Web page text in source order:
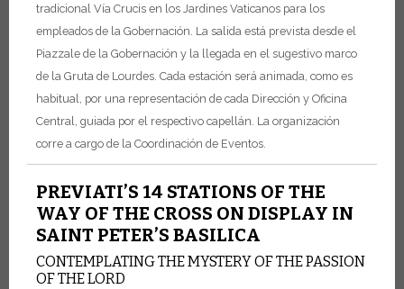
tradicional Vía Crucis en los Jardines Vaticanos para los
empleados de la Gobernación. La salida está prevista desde el
Piazzale de la Gobernación y la llegada en el sugestivo marco
de la Gruta de Lourdes. Cada estación será animada, como es
habitual, por una representación de cada Dirección y Oficina
Central, guiada por el respectivo capellán. La organización
corre a cargo de la Coordinación de Eventos.
PREVIATI’S 14 STATIONS OF THE
WAY OF THE CROSS ON DISPLAY IN
SAINT PETER’S BASILICA
CONTEMPLATING THE MYSTERY OF THE PASSION
OF THE LORD